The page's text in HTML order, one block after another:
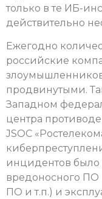
только в те ИБ-
действительно
Ежегодно
российские
злоумышленников
продвинутыми.
Западном
центра
JSOC
инцидентов было
вредоносного ПО
ПО и т.п.) и